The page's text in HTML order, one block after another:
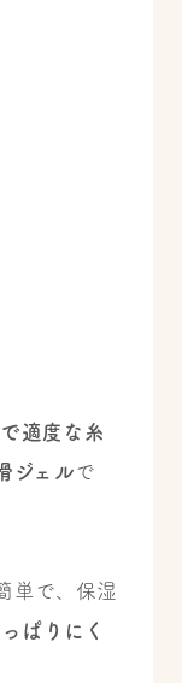
適度な糸
ジェルで
単で、保湿
ぱりにく